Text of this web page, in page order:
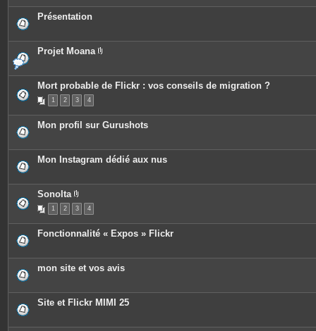
Présentation
Projet Moana
è
c
o
i
e
s
Mort probable de Flickr : vos conseils de migration ?
1 2 3 4
Mon profil sur Gurushots
Mon Instagram dédié aux nus
Sonolta
P
i
c
e
o
i
e
s
1 2 3 4
Fonctionnalité « Expos » Flickr
mon site et vos avis
Site et Flickr MIMI 25